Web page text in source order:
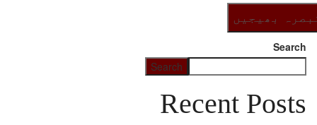
Search
Search
Recent Posts